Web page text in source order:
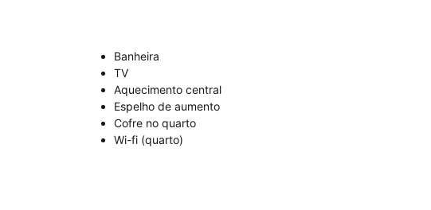
Banheira
TV
Aquecimento central
Espelho de aumento
Cofre no quarto
Wi-fi (quarto)